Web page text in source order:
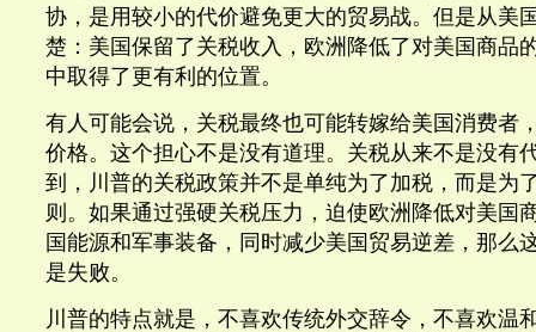
协，是用较小的代价避免更大的贸易战。但是从美
楚：美国保留了关税收入，欧洲降低了对美国商品
中取得了更有利的位置。
有人可能会说，关税最终也可能转嫁给美国消费者
价格。这个担心不是没有道理。关税从来不是没有
到，川普的关税政策并不是单纯为了加税，而是为
则。如果通过强硬关税压力，迫使欧洲降低对美国
国能源和军事装备，同时减少美国贸易逆差，那么
是失败。
川普的特点就是，不喜欢传统外交辞令，不喜欢温